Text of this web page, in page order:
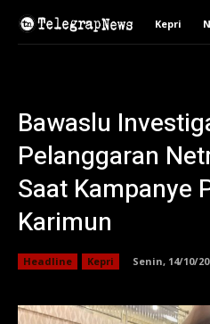
Kepri
Bawaslu
Pelanggaran
Saat Kampanye
Karimun
Headline Kepri Senin, 14/10/